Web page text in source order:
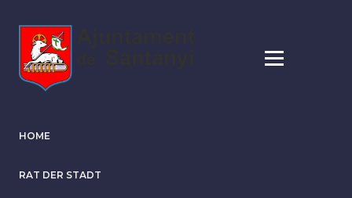
zum
Inhalt
HOME
RAT DER STADT